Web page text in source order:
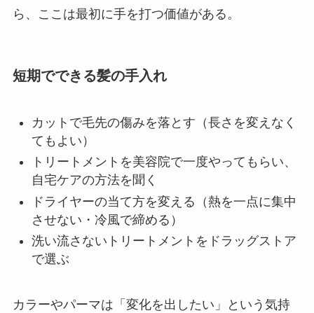
ら、ここは最初に手を打つ価値がある。
短期でできる髪の手入れ
カットで毛先の傷みを落とす（長さを変えなく
てもよい）
トリートメントを美容院で一度やってもらい、
自宅ケアの方法を聞く
ドライヤーの当て方を変える（熱を一点に集中
させない・冷風で締める）
洗い流さないトリートメントをドラッグストア
で選ぶ
カラーやパーマは「変化を出したい」という気持